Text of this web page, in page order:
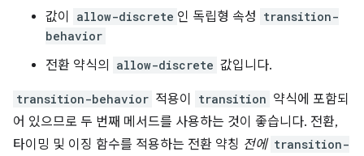
값이 allow-discrete 인 독립형 속성 transition-
behavior
전환 약식의 allow-discrete 값입니다.
transition-behavior 적용이 transition 약식에 포함되
어 있으므로 두 번째 메서드를 사용하는 것이 좋습니다. 전환,
타이밍 및 이징 함수를 적용하는 전환 약칭 전에 transition-